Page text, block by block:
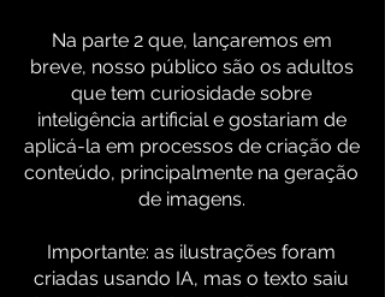
Na parte 2 que, lançaremos em
breve, nosso público são os adultos
que tem curiosidade sobre
inteligência artificial e gostariam de
aplicá-la em processos de criação de
conteúdo, principalmente na geração
de imagens.
Importante: as ilustrações foram
criadas usando IA, mas o texto saiu